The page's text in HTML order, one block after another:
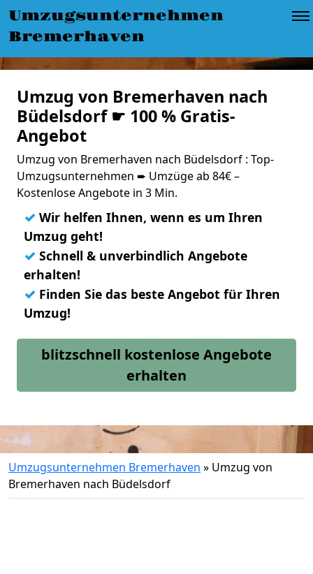
Umzugsunternehmen
Bremerhaven
Umzug von Bremerhaven nach
Büdelsdorf ☛ 100 % Gratis-
Angebot
Umzug von Bremerhaven nach Büdelsdorf : Top-
Umzugsunternehmen ➨ Umzüge ab 84€ –
Kostenlose Angebote in 3 Min.
✓ Wir helfen Ihnen, wenn es um Ihren
Umzug geht!
✓ Schnell & unverbindlich Angebote
erhalten!
✓ Finden Sie das beste Angebot für Ihren
Umzug!
blitzschnell kostenlose Angebote
erhalten
Umzugsunternehmen Bremerhaven » Umzug von
Bremerhaven nach Büdelsdorf